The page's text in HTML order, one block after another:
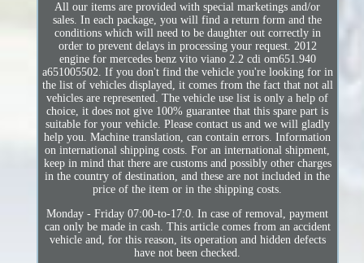
All our items are provided with special marketings and/or
sales. In each package, you will find a return form and the
conditions which will need to be daughter out correctly in
order to prevent delays in processing your request. 2012
engine for mercedes benz vito viano 2.2 cdi om651.940
a651005502. If you don't find the vehicle you're looking for in
the list of vehicles displayed, it comes from the fact that not all
vehicles are represented. The vehicle use list is only a help of
choice, it does not give 100% guarantee that this spare part is
suitable for your vehicle. Please contact us and we will gladly
help you. Machine translation, can contain errors. Information
on international shipping costs. For an international shipment,
keep in mind that there are customs and possibly other charges
in the country of destination, and these are not included in the
price of the item or in the shipping costs.
Monday - Friday 07:00-to-17:0. In case of removal, payment
can only be made in cash. This article comes from an accident
vehicle and, for this reason, its operation and hidden defects
have not been checked.